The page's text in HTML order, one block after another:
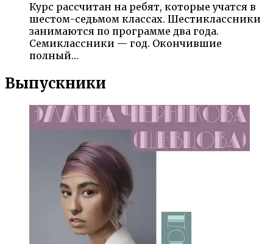
Курс рассчитан на ребят, которые учатся в
шестом-седьмом классах. Шестиклассники
занимаются по программе два года.
Семиклассники — год. Окончившие
полный…
Выпускники